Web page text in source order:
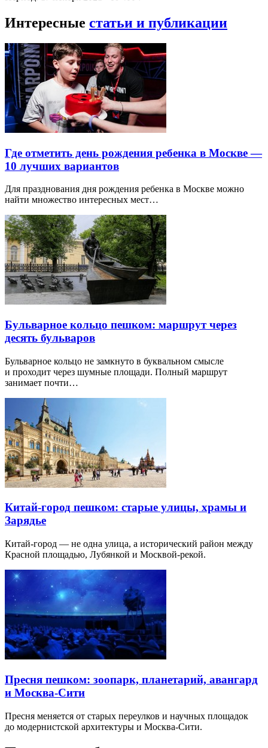
Интересные статьи и публикации
Где отметить день рождения ребенка в Москве —
10 лучших вариантов
Для празднования дня рождения ребенка в Москве можно
найти множество интересных мест…
Бульварное кольцо пешком: маршрут через
десять бульваров
Бульварное кольцо не замкнуто в буквальном смысле
и проходит через шумные площади. Полный маршрут
занимает почти…
Китай-город пешком: старые улицы, храмы и
Зарядье
Китай-город — не одна улица, а исторический район между
Красной площадью, Лубянкой и Москвой-рекой.
Пресня пешком: зоопарк, планетарий, авангард
и Москва-Сити
Пресня меняется от старых переулков и научных площадок
до модернистской архитектуры и Москва-Сити.